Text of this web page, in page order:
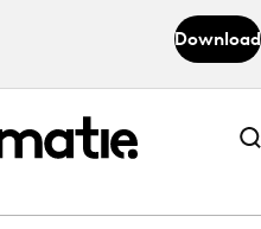
Download
Abonneer nu
Abonneer nu